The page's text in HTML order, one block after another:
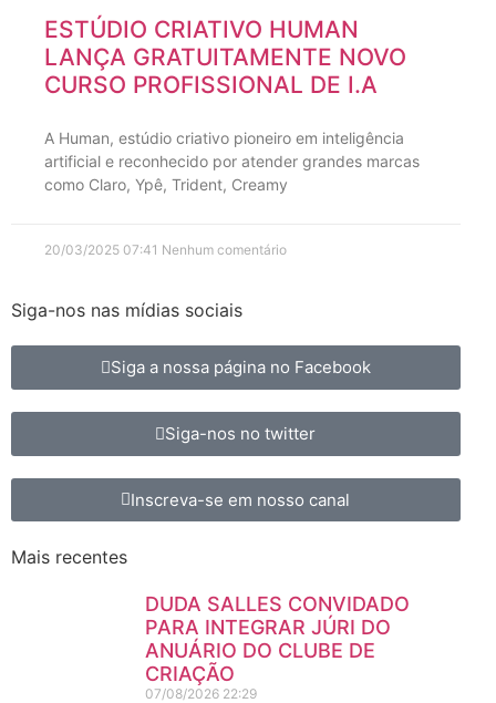
ESTÚDIO CRIATIVO HUMAN
LANÇA GRATUITAMENTE NOVO
CURSO PROFISSIONAL DE I.A
A Human, estúdio criativo pioneiro em inteligência
artificial e reconhecido por atender grandes marcas
como Claro, Ypê, Trident, Creamy
20/03/2025 07:41 Nenhum comentário
Siga-nos nas mídias sociais
Siga a nossa página no Facebook
Siga-nos no twitter
Inscreva-se em nosso canal
Mais recentes
DUDA SALLES CONVIDADO
PARA INTEGRAR JÚRI DO
ANUÁRIO DO CLUBE DE
CRIAÇÃO
07/08/2026 22:29